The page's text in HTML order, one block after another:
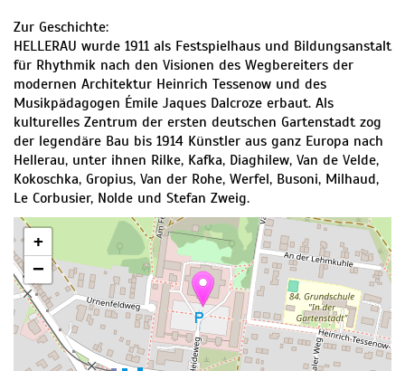
Zur Geschichte:
HELLERAU wurde 1911 als Festspielhaus und Bildungsanstalt
für Rhythmik nach den Visionen des Wegbereiters der
modernen Architektur Heinrich Tessenow und des
Musikpädagogen Émile Jaques Dalcroze erbaut. Als
kulturelles Zentrum der ersten deutschen Gartenstadt zog
der legendäre Bau bis 1914 Künstler aus ganz Europa nach
Hellerau, unter ihnen Rilke, Kafka, Diaghilew, Van de Velde,
Kokoschka, Gropius, Van der Rohe, Werfel, Busoni, Milhaud,
Le Corbusier, Nolde und Stefan Zweig.
+
−